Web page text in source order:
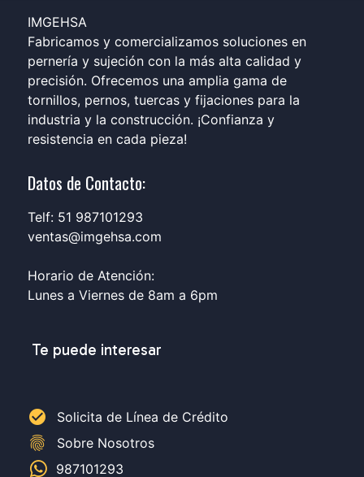
IMGEHSA
Fabricamos y comercializamos soluciones en
pernería y sujeción con la más alta calidad y
precisión. Ofrecemos una amplia gama de
tornillos, pernos, tuercas y fijaciones para la
industria y la construcción. ¡Confianza y
resistencia en cada pieza!
Datos de Contacto:
Telf: 51 987101293
ventas@imgehsa.com
Horario de Atención:
Lunes a Viernes de 8am a 6pm
Te puede interesar
check_circle Solicita de Línea de Crédito
fingerprint
Sobre Nosotros
987101293